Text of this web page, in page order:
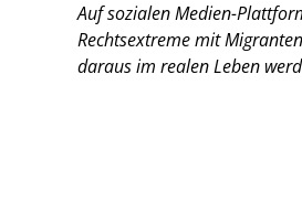
Auf sozialen Medien-
Rechtsextreme mit
daraus im realen Leben